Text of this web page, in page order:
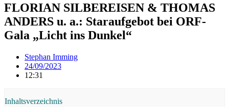
FLORIAN SILBEREISEN & THOMAS
ANDERS u. a.: Staraufgebot bei ORF-
Gala „Licht ins Dunkel“
Stephan Imming
24/09/2023
12:31
Inhaltsverzeichnis